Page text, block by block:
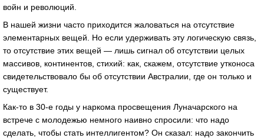
войн и революций.
В нашей жизни часто приходится жаловаться на отсутствие
элементарных вещей. Но если удерживать эту логическую связь,
то отсутствие этих вещей — лишь сигнал об отсутствии целых
массивов, континентов, стихий: как, скажем, отсутствие утконоса
свидетельствовало бы об отсутствии Австралии, где он только и
существует.
Как-то в 30-е годы у наркома просвещения Луначарского на
встрече с молодежью немного наивно спросили: что надо
сделать, чтобы стать интеллигентом? Он сказал: надо закончить